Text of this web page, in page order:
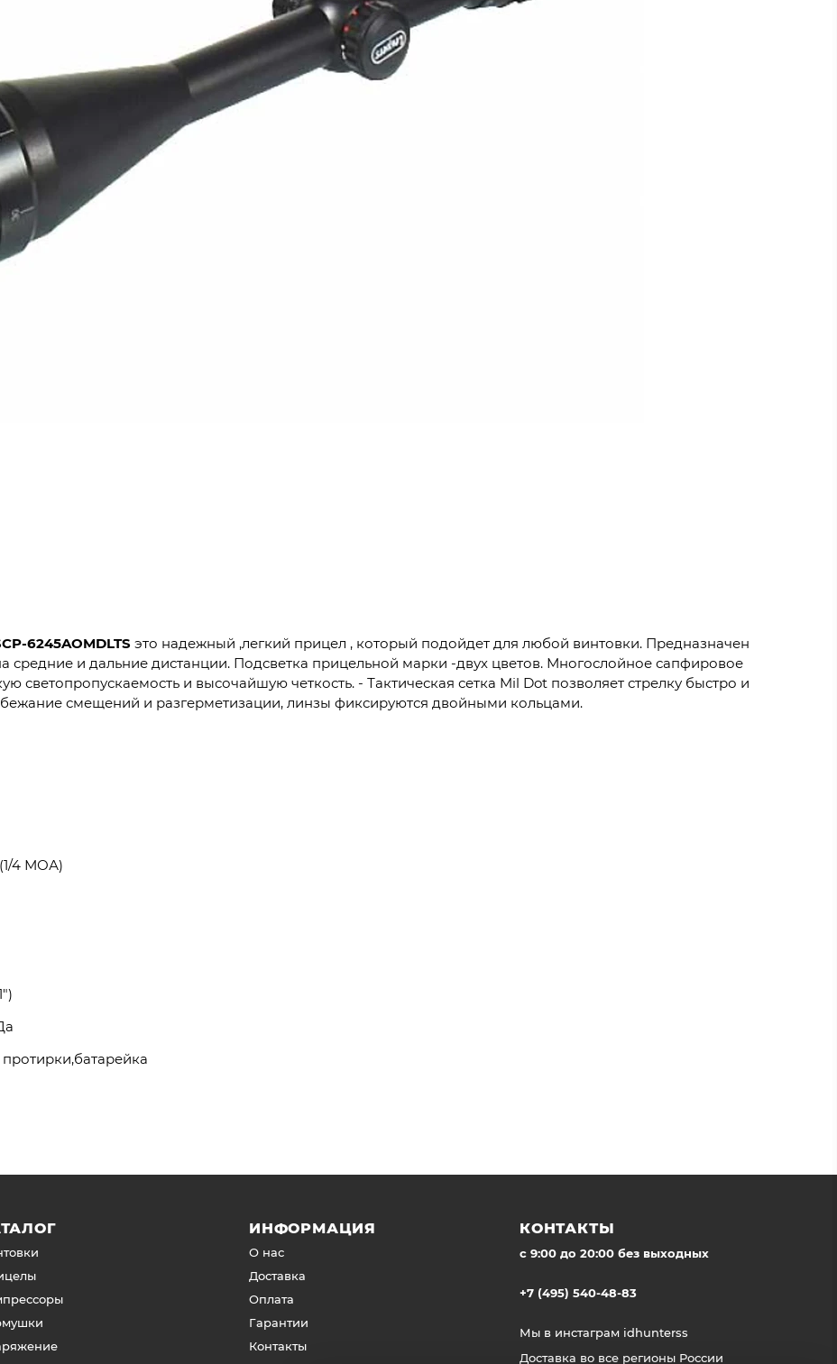
6245AOMDLTS это надежный ,легкий прицел , который подойдет для любой винтовки. Предназначен
средние и дальние дистанции. Подсветка прицельной марки -двух цветов. Многослойное сапфировое
светопропускаемость и высочайшую четкость. - Тактическая сетка Mil Dot позволяет стрелку быстро и
смещений и разгерметизации, линзы фиксируются двойными кольцами.
4 МОА)
ИНФОРМАЦИЯ
О нас
Доставка
Оплата
Гарантии
Контакты
КОНТАКТЫ
c 9:00 до 20:00 без выходных
+7 (495) 540-48-83
Мы в инстаграм idhunterss
Доставка во все регионы России